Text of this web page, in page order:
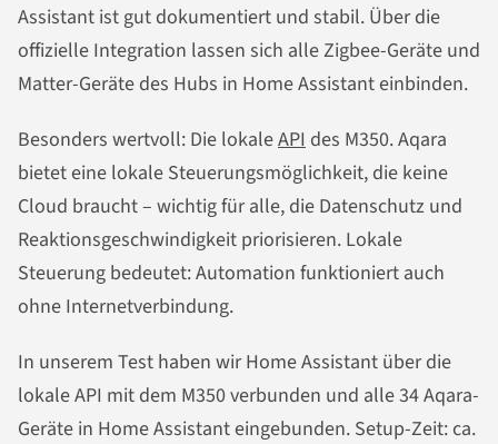
Assistant ist gut dokumentiert und stabil. Über die
offizielle Integration lassen sich alle Zigbee-Geräte und
Matter-Geräte des Hubs in Home Assistant einbinden.
Besonders wertvoll: Die lokaleAPI des M350. Aqara
bietet eine lokale Steuerungsmöglichkeit, die keine
Cloud braucht – wichtig für alle, die Datenschutz und
Reaktionsgeschwindigkeit priorisieren. Lokale
Steuerung bedeutet: Automation funktioniert auch
ohne Internetverbindung.
In unserem Test haben wir Home Assistant über die
lokale API mit dem M350 verbunden und alle 34 Aqara-
Geräte in Home Assistant eingebunden. Setup-Zeit: ca.